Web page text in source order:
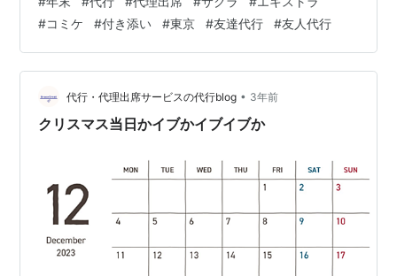
われています。 それが、コミックマーケット、通称コミ
ケです。 コミケとは、コミックマーケット準備会という
団体が主催している同人誌の即売会です。 1975年から行
われてる歴史あるイベントで、 様々なサークルや個人の
方が、ブースを構え、自身の創作物を売っています。 漫
画やDVD、写真集、ゲーム、小…
#コミケ #付き添い #東京 #友達代行 #友人代行
代行・代理出席サービスの代行blog • 3年前
クリスマス当日かイブかイブイブか